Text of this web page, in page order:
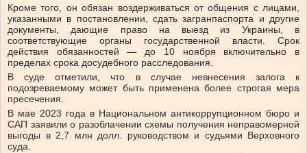
Кроме того, он обязан воздерживаться от общения с лицами,
указанными в постановлении, сдать загранпаспорта и другие
документы, дающие право на выезд из Украины, в
соответствующие органы государственной власти. Срок
действия обязанностей — до 10 ноября включительно в
пределах срока досудебного расследования.
В суде отметили, что в случае невнесения залога к
подозреваемому может быть применена более строгая мера
пресечения.
В мае 2023 года в Национальном антикоррупционном бюро и
САП заявили о разоблачении схемы получения неправомерной
выгоды в 2,7 млн долл. руководством и судьями Верховного
суда.